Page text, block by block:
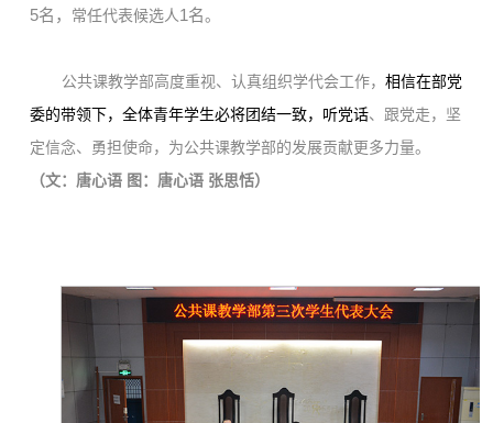
5名， 常任代表候选人1名。
公共课教学部高度重视、认真组织学代会工作， 相信在部党
委的带领下， 全体青年学生必将团结一致， 听党话、跟党走，坚
定信念、勇担使命，为公共课教学部的发展贡献更多力量。
（文：唐心语 图：唐心语 张思恬）